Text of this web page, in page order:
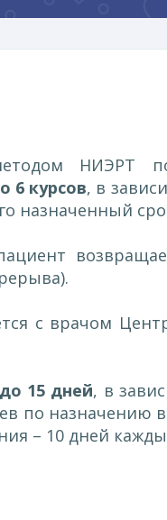
НИЭРТ
6 курсов, в
назначенный
с врачом
15 дней, в
по
– 10 дней